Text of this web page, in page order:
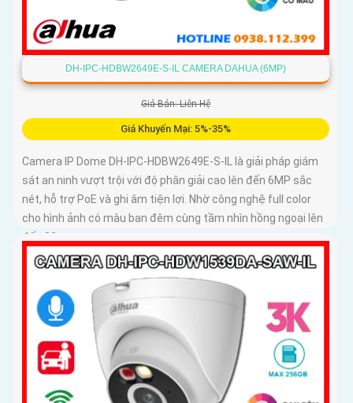
DH-IPC-HDBW2649E-S-IL CAMERA DAHUA (6MP)
Giá Bán: Liên Hệ
Giá Khuyến Mại: 5%-35%
Camera IP Dome DH-IPC-HDBW2649E-S-IL là giải pháp giám
sát an ninh vượt trội với độ phân giải cao lên đến 6MP sắc
nét, hỗ trợ PoE và ghi âm tiện lợi. Nhờ công nghệ full color
cho hình ảnh có màu ban đêm cùng tầm nhìn hồng ngoại lên
đến 30m